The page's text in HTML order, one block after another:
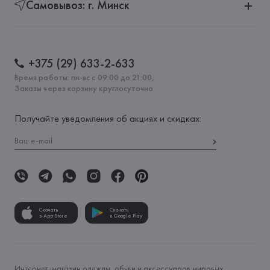
Самовывоз: г. Минск
+375 (29) 633-2-633
Время работы: пн-вс с 09:00 до 21:00,
Заказы через корзину круглосуточно
Получайте уведомления об акциях и скидках:
Скачать
в App Store
Скачать
в Google Play